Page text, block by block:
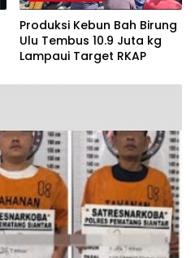
Produksi Kebun Bah Birung
Ulu Tembus 10.9 Juta kg
Lampaui Target RKAP